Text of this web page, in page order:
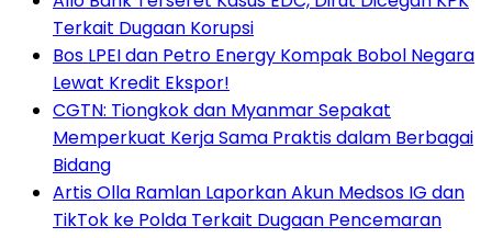
Terkait Dugaan Korupsi
Bos LPEI dan Petro Energy Kompak Bobol Negara
Lewat Kredit Ekspor!
CGTN: Tiongkok dan Myanmar Sepakat
Memperkuat Kerja Sama Praktis dalam Berbagai
Bidang
Artis Olla Ramlan Laporkan Akun Medsos IG dan
TikTok ke Polda Terkait Dugaan Pencemaran